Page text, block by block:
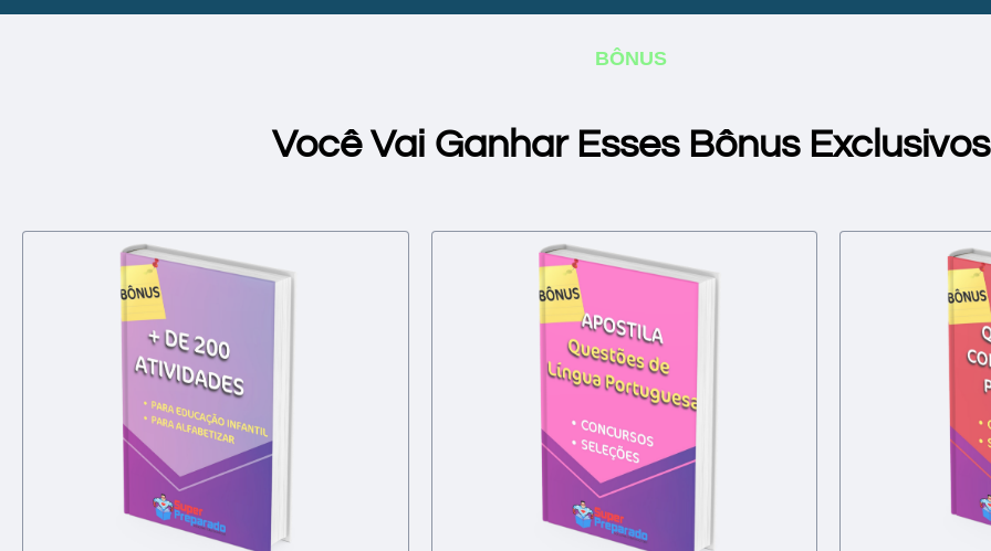
BÔNUS
Você Vai Ganhar Esses Bônus Exclusivos